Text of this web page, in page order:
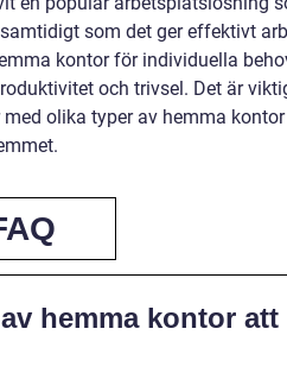
som det ger effektivt
kontor för individuella
och trivsel. Det är
olika typer av hemma
hemma kontor att